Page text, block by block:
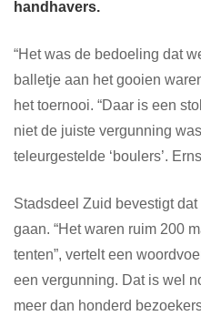
handhavers.
“Het was de bedoeling dat
balletje aan het gooien
het toernooi. “Daar is een
niet de juiste vergunning
teleurgestelde ‘boulers’.
Stadsdeel Zuid bevestigt
gaan. “Het waren ruim 200
tenten”, vertelt een
een vergunning. Dat is wel
meer dan honderd